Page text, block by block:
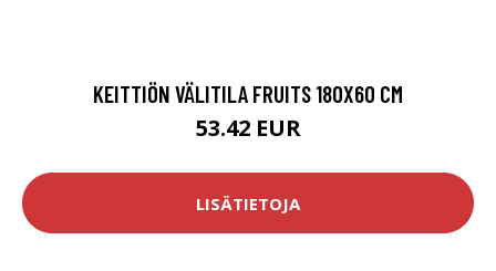
KEITTIÖN VÄLITILA FRUITS 180X60 CM
53.42 EUR
LISÄTIETOJA